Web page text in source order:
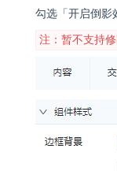
勾选「开启倒影
注：暂不支持